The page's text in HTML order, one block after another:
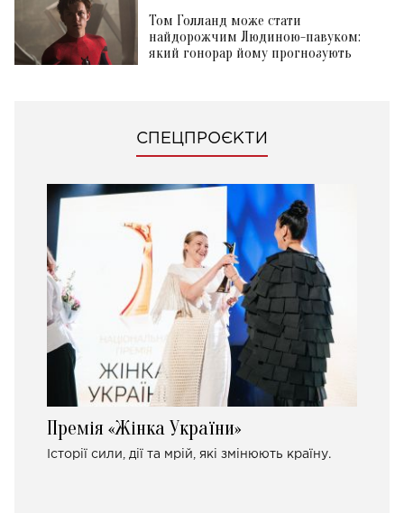
Том Голланд може стати
найдорожчим Людиною-павуком:
який гонорар йому прогнозують
СПЕЦПРОЄКТИ
Премія «Жінка України»
Історії сили, дії та мрій, які змінюють країну.